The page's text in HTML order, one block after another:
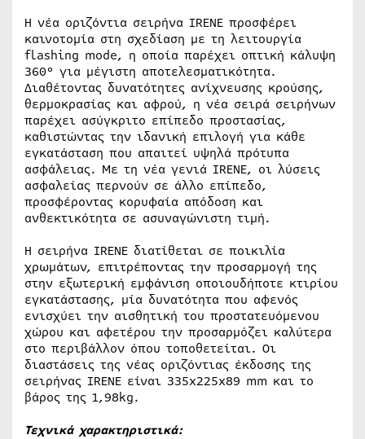
Η νέα οριζόντια σειρήνα IRENE προσφέρει
καινοτομία στη σχεδίαση με τη λειτουργία
flashing mode, η οποία παρέχει οπτική κάλυψη
360° για μέγιστη αποτελεσματικότητα.
Διαθέτοντας δυνατότητες ανίχνευσης κρούσης,
θερμοκρασίας και αφρού, η νέα σειρά σειρήνων
παρέχει ασύγκριτο επίπεδο προστασίας,
καθιστώντας την ιδανική επιλογή για κάθε
εγκατάσταση που απαιτεί υψηλά πρότυπα
ασφάλειας. Με τη νέα γενιά IRENE, οι λύσεις
ασφαλείας περνούν σε άλλο επίπεδο,
προσφέροντας κορυφαία απόδοση και
ανθεκτικότητα σε ασυναγώνιστη τιμή.
Η σειρήνα IRENE διατίθεται σε ποικιλία
χρωμάτων, επιτρέποντας την προσαρμογή της
στην εξωτερική εμφάνιση οποιουδήποτε κτιρίου
εγκατάστασης, μία δυνατότητα που αφενός
ενισχύει την αισθητική του προστατευόμενου
χώρου και αφετέρου την προσαρμόζει καλύτερα
στο περιβάλλον όπου τοποθετείται. Οι
διαστάσεις της νέας οριζόντιας έκδοσης της
σειρήνας IRENE είναι 335x225x89 mm και το
βάρος της 1,98kg.
Τεχνικά χαρακτηριστικά: